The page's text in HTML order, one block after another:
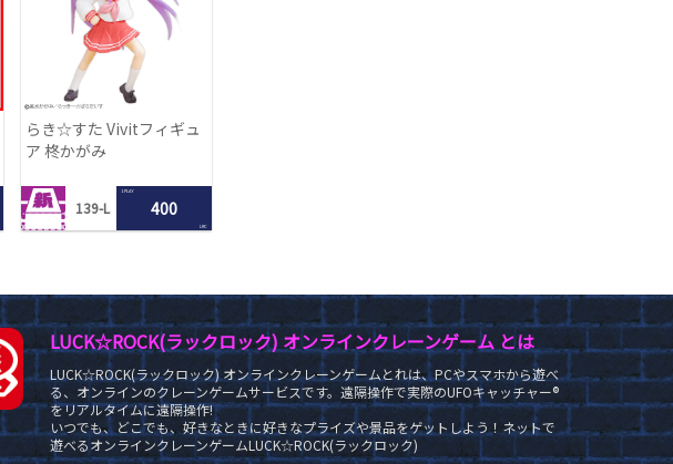
らき☆すた Vivitフィギュ
ア 柊かがみ
139-L
1 PLAY
400
LRC
LUCK☆ROCK(ラックロック) オンラインクレーンゲーム とは
LUCK☆ROCK(ラックロック) オンラインクレーンゲームとれは、PCやスマホから遊べ
る、オンラインのクレーンゲームサービスです。遠隔操作で実際のUFOキャッチャー®
をリアルタイムに遠隔操作!
いつでも、どこでも、好きなときに好きなプライズや景品をゲットしよう！ネットで
遊べるオンラインクレーンゲームLUCK☆ROCK(ラックロック)